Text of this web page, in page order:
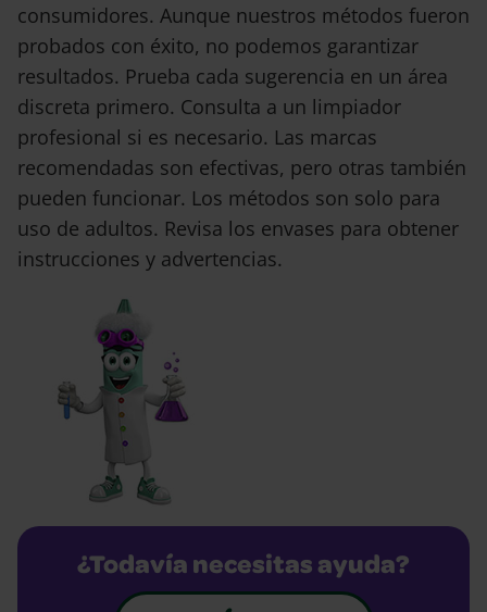
consumidores. Aunque nuestros métodos fueron
probados con éxito, no podemos garantizar
resultados. Prueba cada sugerencia en un área
discreta primero. Consulta a un limpiador
profesional si es necesario. Las marcas
recomendadas son efectivas, pero otras también
pueden funcionar. Los métodos son solo para
uso de adultos. Revisa los envases para obtener
instrucciones y advertencias.
¿Todavía necesitas ayuda?